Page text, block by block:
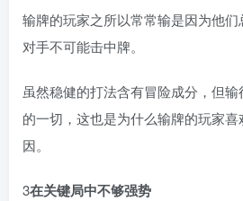
输牌的玩家之所以常常输是因为他们
对手不可能击中牌。
虽然稳健的打法含有冒险成分，但
的一切，这也是为什么输牌的玩家
因。
3在关键局中不够强势